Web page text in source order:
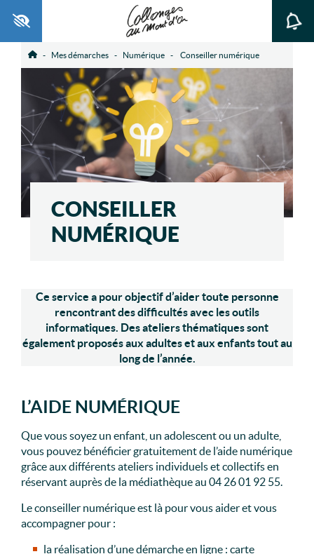
Mes démarches Numérique Conseiller numérique
CONSEILLER
NUMÉRIQUE
Ce service a pour objectif d’aider toute personne
rencontrant des difficultés avec les outils
informatiques. Des ateliers thématiques sont
également proposés aux adultes et aux enfants tout au
long de l’année.
L’AIDE NUMÉRIQUE
Que vous soyez un enfant, un adolescent ou un adulte,
vous pouvez bénéficier gratuitement de l’aide numérique
grâce aux différents ateliers individuels et collectifs en
réservant auprès de la médiathèque au 04 26 01 92 55.
Le conseiller numérique est là pour vous aider et vous
accompagner pour :
la réalisation d’une démarche en ligne : carte
Ouvrir la barre d’outils